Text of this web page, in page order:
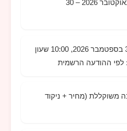
1 באוקטובר 2026 – 30
30 בספטמבר 2026, 10:00 שעון
ההודעה הרשמית
(מחיר + ניקוד